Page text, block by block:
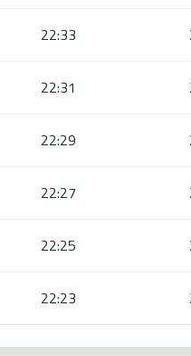
22:33
22:31
22:29
22:27
22:25
22:23